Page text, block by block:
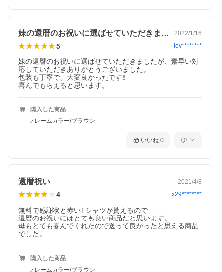
妹の還暦のお祝いに選ばせていただきまし… 2022/1/16
5 lov********
妹の還暦のお祝いに選ばせていただきましたが、素早い対
応していただきありがとうございました。
包装も丁寧で、大変良かったです‼️
喜んでもらえると思います。
購入した商品
フレームカラー/ブラウン
いいね 0
還暦祝い 2021/4/8
4 x29********
無料で感謝状と赤いTシャツが貰えるので
還暦のお祝いにはとても良い商品だと思います。
母もとても喜んでくれたので送って良かったと思える商品
でした。
購入した商品
フレームカラー/ブラウン